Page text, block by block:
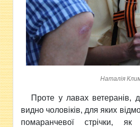
Наталія
Проте у лавах ветеранів,
видно чоловіків, для яких
помаранчевої стрічки, як